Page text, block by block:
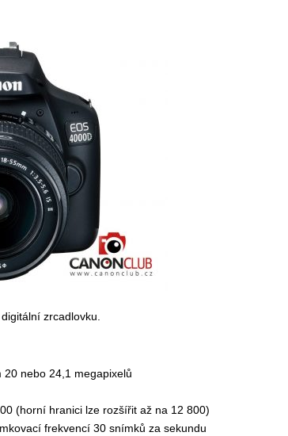
zrcadlovku.
20 nebo 24,1 megapixelů
(horní hranici lze rozšířit až na 12 800)
frekvencí 30 snímků za sekundu